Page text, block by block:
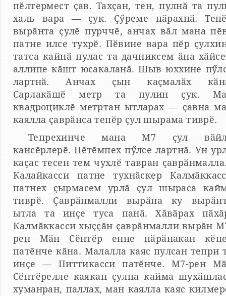
пӗлтермест ҫав. Тахҫан, тен, пулнӑ та
халь вара — ҫук. Ҫӳреме пӑрахнӑ.
вырӑнта ҫулӗ пурччӗ, анчах вӑл мана
патне илсе тухрӗ. Пӗвине вара пӗр
татса кайнӑ пулас та дачниксем ӑна
аллипе кӑшт юсакаланӑ. Шыв юххине
лартнӑ. Анчах ҫын каҫмалӑх
Сарлакӑшӗ метр та пулин ҫук.
квадроциклӗ метртан ытларах — ҫавна
каялла ҫаврӑнса тепӗр ҫул шырама тиврӗ.
Тепрехинче мана М7 ҫул
кансӗрлерӗ. Пӗтӗмпех пӳлсе лартнӑ. Ун
каҫас тесен тем чухлӗ тавран
Калайкасси патне тухнӑскер
патнех ҫырмасем урлӑ ҫул шыраса
тиврӗ. Ҫаврӑнмалли вырӑна ку
ытла та инҫе туса панӑ. Хӑвӑрах
Калмӑккасси хыҫҫӑн ҫаврӑнмалли вырӑн
рен Мӑн Сӗнтӗр енне пӑрӑнакан
патӗнче кӑна. Малалла каяс пулсан тепри
инҫе — Питтикасси патӗнче. М7-рен
Сӗнтӗрелле каякан ҫулпа кайма
хуманран, паллах, ман каялла каяс